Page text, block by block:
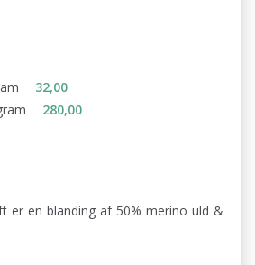
32,00
280,00
er en blanding af 50% merino uld &